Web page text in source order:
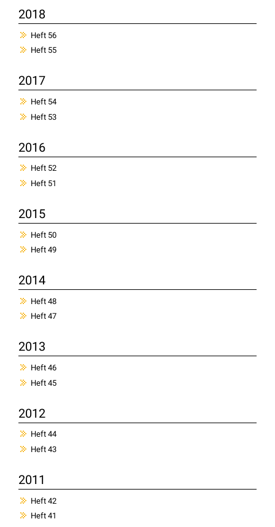
2018
Heft 56
Heft 55
2017
Heft 54
Heft 53
2016
Heft 52
Heft 51
2015
Heft 50
Heft 49
2014
Heft 48
Heft 47
2013
Heft 46
Heft 45
2012
Heft 44
Heft 43
2011
Heft 42
Heft 41